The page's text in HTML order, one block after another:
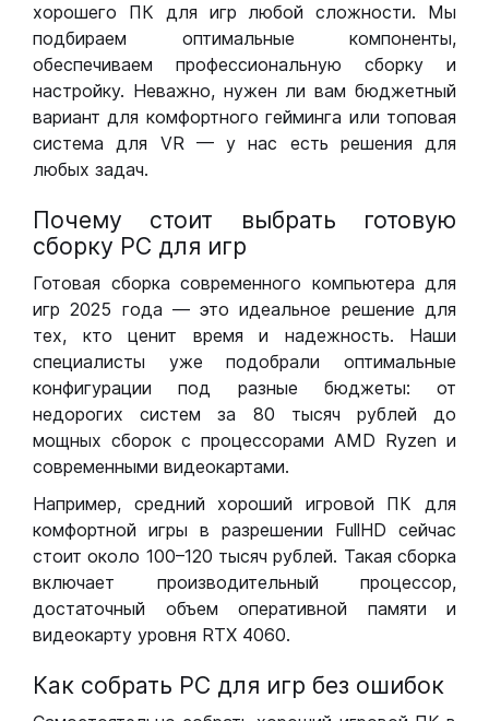
хорошего ПК для игр любой сложности. Мы
подбираем оптимальные компоненты,
обеспечиваем профессиональную сборку и
настройку. Неважно, нужен ли вам бюджетный
вариант для комфортного гейминга или топовая
система для VR — у нас есть решения для
любых задач.
Почему стоит выбрать готовую
сборку РС для игр
Готовая сборка современного компьютера для
игр 2025 года — это идеальное решение для
тех, кто ценит время и надежность. Наши
специалисты уже подобрали оптимальные
конфигурации под разные бюджеты: от
недорогих систем за 80 тысяч рублей до
мощных сборок с процессорами AMD Ryzen и
современными видеокартами.
Например, средний хороший игровой ПК для
комфортной игры в разрешении FullHD сейчас
стоит около 100–120 тысяч рублей. Такая сборка
включает производительный процессор,
достаточный объем оперативной памяти и
видеокарту уровня RTX 4060.
Как собрать РС для игр без ошибок